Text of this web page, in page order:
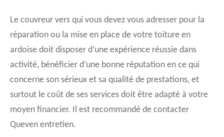
Le couvreur vers qui vous devez vous adresser pour la
réparation ou la mise en place de votre toiture en
ardoise doit disposer d’une expérience réussie dans
activité, bénéficier d’une bonne réputation en ce qui
concerne son sérieux et sa qualité de prestations, et
surtout le coût de ses services doit être adapté à votre
moyen financier. Il est recommandé de contacter
Queven entretien.